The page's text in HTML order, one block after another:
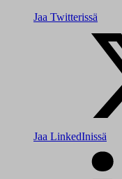
Jaa Twitterissä
Jaa LinkedInissä